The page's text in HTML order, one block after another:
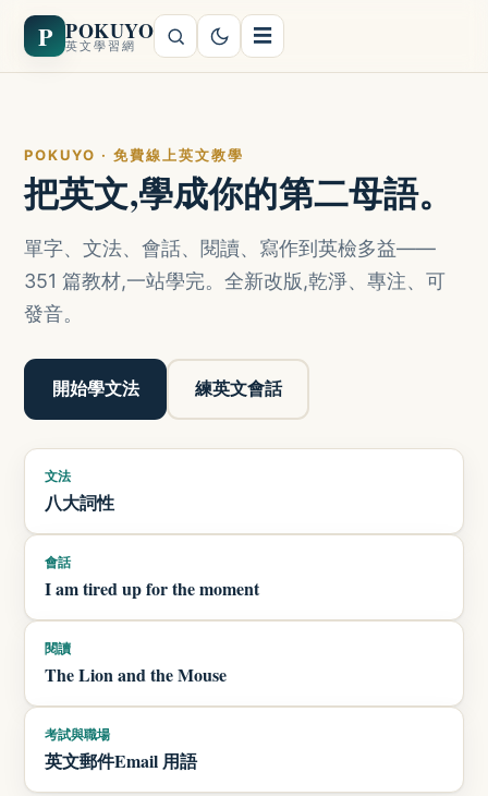
P POKUYO
英文學習網 ☰
POKUYO · 免費線上英文教學
把英文,學成你的第二母語。
單字、文法、會話、閱讀、寫作到英檢多益——
351 篇教材,一站學完。全新改版,乾淨、專注、可
發音。
開始學文法 練英文會話
文法
八大詞性
會話
I am tired up for the moment
閱讀
The Lion and the Mouse
考試與職場
英文郵件Email 用語